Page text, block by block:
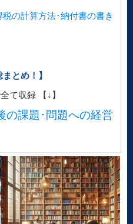
の計算方法･納付書の書き
とめ！】
て収録 【↓】
の課題･問題への経営